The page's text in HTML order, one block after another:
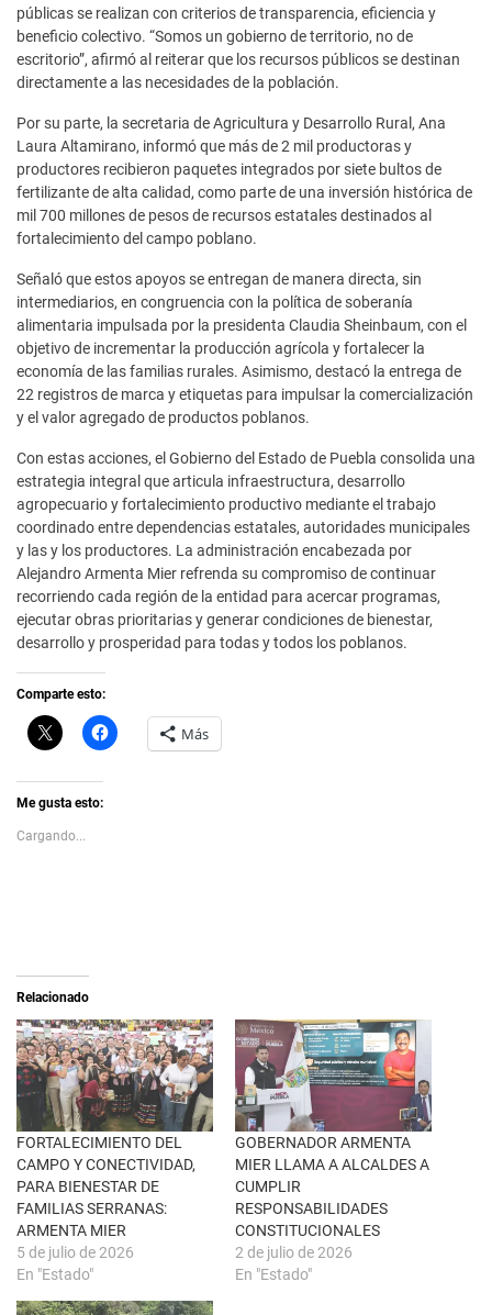
públicas se realizan con criterios de transparencia, eficiencia y
beneficio colectivo. “Somos un gobierno de territorio, no de
escritorio”, afirmó al reiterar que los recursos públicos se destinan
directamente a las necesidades de la población.
Por su parte, la secretaria de Agricultura y Desarrollo Rural, Ana
Laura Altamirano, informó que más de 2 mil productoras y
productores recibieron paquetes integrados por siete bultos de
fertilizante de alta calidad, como parte de una inversión histórica de
mil 700 millones de pesos de recursos estatales destinados al
fortalecimiento del campo poblano.
Señaló que estos apoyos se entregan de manera directa, sin
intermediarios, en congruencia con la política de soberanía
alimentaria impulsada por la presidenta Claudia Sheinbaum, con el
objetivo de incrementar la producción agrícola y fortalecer la
economía de las familias rurales. Asimismo, destacó la entrega de
22 registros de marca y etiquetas para impulsar la comercialización
y el valor agregado de productos poblanos.
Con estas acciones, el Gobierno del Estado de Puebla consolida una
estrategia integral que articula infraestructura, desarrollo
agropecuario y fortalecimiento productivo mediante el trabajo
coordinado entre dependencias estatales, autoridades municipales
y las y los productores. La administración encabezada por
Alejandro Armenta Mier refrenda su compromiso de continuar
recorriendo cada región de la entidad para acercar programas,
ejecutar obras prioritarias y generar condiciones de bienestar,
desarrollo y prosperidad para todas y todos los poblanos.
Comparte esto:
C
l
k
t
s
h
e
b
r
e
e
n
u
n
a
v
e
n
t
a
n
a
n
u
e
v
a
)
H
a
e
n
F
a
c
e
b
o
o
k
(
S
e
a
b
r
e
e
n
Más
Me gusta esto:
Cargando...
Relacionado
FORTALECIMIENTO DEL
CAMPO Y CONECTIVIDAD,
PARA BIENESTAR DE
FAMILIAS SERRANAS:
ARMENTA MIER
5 de julio de 2026
En "Estado"
GOBERNADOR ARMENTA
MIER LLAMA A ALCALDES A
CUMPLIR
RESPONSABILIDADES
CONSTITUCIONALES
2 de julio de 2026
En "Estado"